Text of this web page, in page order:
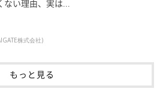
の飼い主さんに『撫でて』ってアピー
知り”で他の犬にはどう接していいの
ない理由、実は...
株式会社)
もっと見る